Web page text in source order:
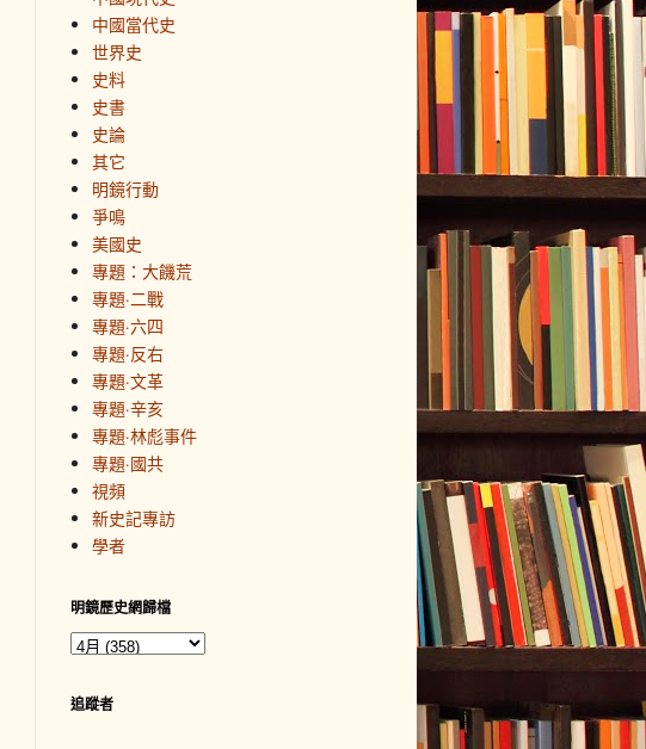
中國當代史
世界史
史料
史書
史論
其它
明鏡行動
爭鳴
美國史
專題：大饑荒
專題·二戰
專題·六四
專題·反右
專題·文革
專題·辛亥
專題·林彪事件
專題·國共
視頻
新史記專訪
學者
明鏡歷史網歸檔
追蹤者